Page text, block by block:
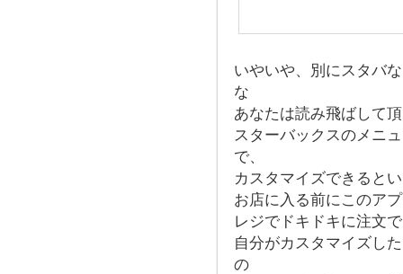
いやいや、別にスタバ
な
あなたは読み飛ばして
スターバックスのメニ
で、
カスタマイズできると
お店に入る前にこのア
レジでドキドキに注文
自分がカスタマイズし
の